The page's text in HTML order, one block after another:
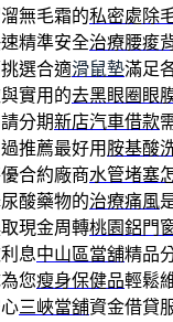
無毛霜的私密處除
精準安全治療腰痠
選合適滑鼠墊滿足
實用的去黑眼圈眼
分期新店汽車借款
推薦最好用 胺基酸
合約廠商水管堵塞
酸藥物的治療痛風
現金周轉桃園鋁門
息中山區當舖精品
您瘦身保健品輕鬆
三峽當舖資金借貸